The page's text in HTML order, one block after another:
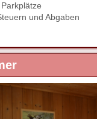
und Abgaben